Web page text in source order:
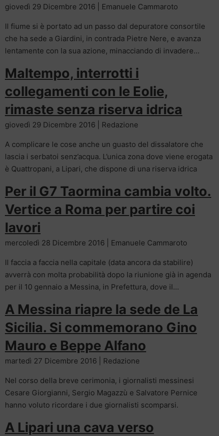
giovedì 29 Dicembre 2016 | Emanuele Cammaroto
Il fiume si è portato ad un passo dal depuratore consortile
che ha sede a Giardini, in contrada Pietre Nere, e avanza
lentamente con la sua azione, minacciando di invadere…
Maltempo, interrotti i
collegamenti con le Eolie,
rimaste senza riserva idrica
giovedì 29 Dicembre 2016 | Redazione
A complicare le cose anche un guasto del dissalatore che
lascia i serbatoi senz’acqua. L’unica zona dove viene erogata
è Quattropani, a Lipari, che dispone di una riserva idrica
Per il G7 Taormina cambia volto.
Vertice a Roma per partire coi
lavori
mercoledì 28 Dicembre 2016 | Emanuele Cammaroto
Il faccia a faccia nella capitale (data ancora da stabilire)
avverrà con molta probabilità dopo la riunione già in agenda
per il 10 gennaio a Messina, in Prefettura, dove il…
A Messina riapre la sede de La
Sicilia. Si commemorano Gino
Mauro e Beppe Alfano
martedì 27 Dicembre 2016 | Redazione
Nel corso della breve cerimonia, i giornalisti messinesi
Cesare Giorgianni, Sergio Magazzù e Salvatore Pernice
hanno voluto ricordare i due giornalisti scomparsi.
A Lipari una cava verso